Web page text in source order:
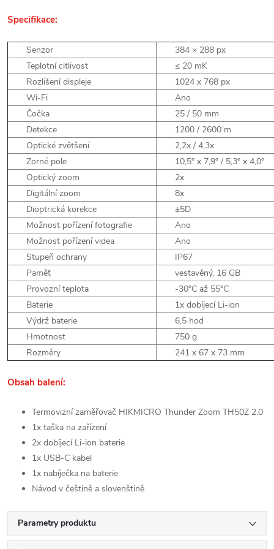
Specifikace:
Senzor
384 × 288 px
Teplotní citlivost
≤ 20 mK
Rozlišení displeje
1024 x 768 px
Wi-Fi
Ano
Čočka
25 / 50 mm
Detekce
1200 / 2600 m
Optické zvětšení
2,2x / 4,3x
Zorné pole
10,5° x 7,9° / 5,3° x 4,0°
Optický zoom
2x
Digitální zoom
8x
Dioptrická korekce
±5D
Možnost pořízení fotografie
Ano
Možnost pořízení videa
Ano
Stupeň ochrany
IP67
Paměť
vestavěný, 16 GB
Provozní teplota
-30°C až 55°C
Baterie
1x dobíjecí Li-ion
Výdrž baterie
6,5 hod
Hmotnost
750 g
Rozměry
241 x 67 x 73 mm
Obsah balení:
Termovizní zaměřovač HIKMICRO Thunder Zoom TH50Z 2.0
1x taška na zařízení
2x dobíjecí Li-ion baterie
1x USB-C kabel
1x nabíječka na baterie
Návod v češtině a slovenštině
Parametry produktu